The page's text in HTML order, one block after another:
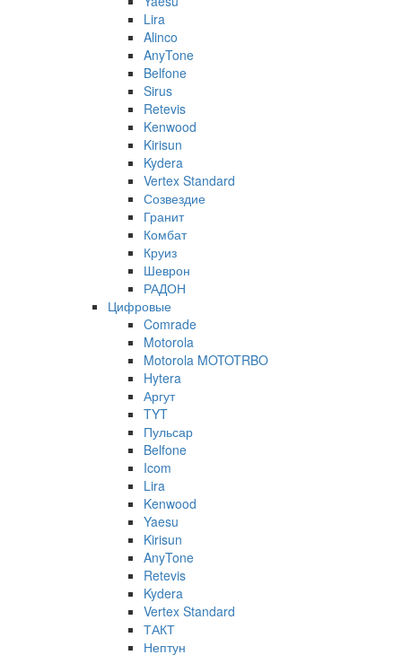
Lira
Alinco
AnyTone
Belfone
Sirus
Retevis
Kenwood
Kirisun
Kydera
Vertex Standard
Созвездие
Гранит
Комбат
Круиз
Шеврон
РАДОН
Цифровые
Comrade
Motorola
Motorola MOTOTRBO
Hytera
Аргут
TYT
Пульсар
Belfone
Icom
Lira
Kenwood
Yaesu
Kirisun
AnyTone
Retevis
Kydera
Vertex Standard
ТАКТ
Нептун